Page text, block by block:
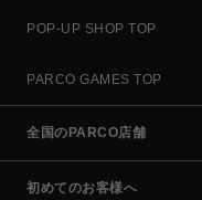
POP-UP SHOP TOP
PARCO GAMES TOP
全国のPARCO店舗
初めてのお客様へ